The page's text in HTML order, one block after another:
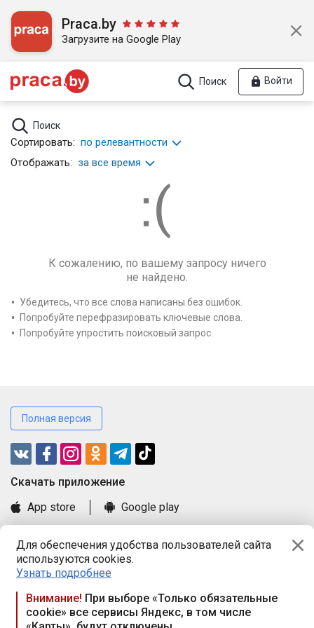
Для обеспечения удобства пользователей сайта
используются cookies.
Узнать подробнее
Внимание! При выборе «Только обязательные
cookie» все сервисы Яндекс, в том числе
Praca.by
Загрузите на Google Play
Поиск Войти
Поиск
Сортировать: по релевантности
Отображать: за все время
К сожалению, по вашему запросу ничего
не найдено.
Убедитесь, что все слова написаны без ошибок.
Попробуйте перефразировать ключевые слова.
Попробуйте упростить поисковый запрос.
Полная версия
Cкачать приложение
App store
Google play
Книга замечаний и предложений
Правила и документы
Praca.by © 2000—2026, ООО «ПРАЦА БАЙ»
Республика Беларусь, 220114, г. Минск, пр-т Независимости
117а, пом. № 9.